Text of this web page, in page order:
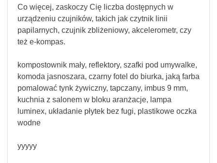
Co więcej, zaskoczy Cię liczba dostępnych w
urządzeniu czujników, takich jak czytnik linii
papilarnych, czujnik zbliżeniowy, akcelerometr, czy
też e-kompas.
kompostownik mały, reflektory, szafki pod umywalke,
komoda jasnoszara, czarny fotel do biurka, jaką farba
pomalować tynk żywiczny, tapczany, imbus 9 mm,
kuchnia z salonem w bloku aranżacje, lampa
luminex, układanie płytek bez fugi, plastikowe oczka
wodne
yyyyy